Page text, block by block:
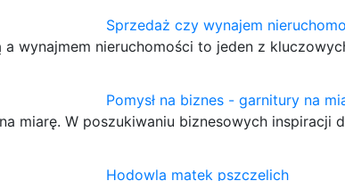
Sprzedaż czy wynajem
wynajmem nieruchomości to jeden z
Pomysł na biznes - garnitury na
miarę. W poszukiwaniu biznesowych
Hodowla matek pszczelich